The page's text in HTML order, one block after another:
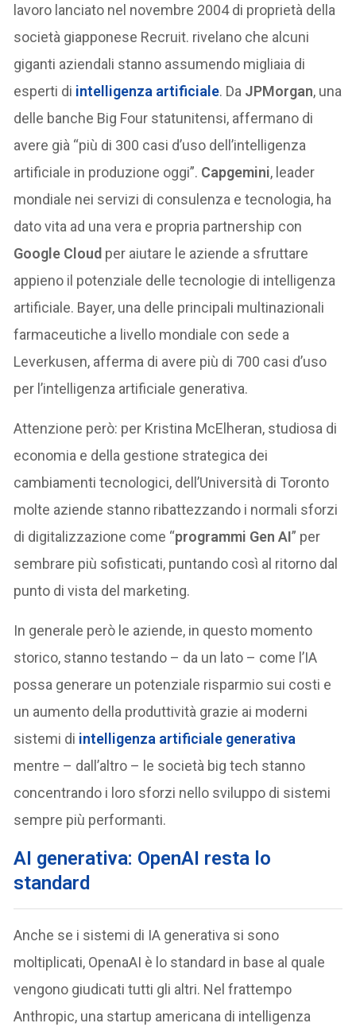
lavoro lanciato nel novembre 2004 di proprietà della
società giapponese Recruit. rivelano che alcuni
giganti aziendali stanno assumendo migliaia di
esperti di intelligenza artificiale. Da JPMorgan, una
delle banche Big Four statunitensi, affermano di
avere già “più di 300 casi d’uso dell’intelligenza
artificiale in produzione oggi”. Capgemini, leader
mondiale nei servizi di consulenza e tecnologia, ha
dato vita ad una vera e propria partnership con
Google Cloud per aiutare le aziende a sfruttare
appieno il potenziale delle tecnologie di intelligenza
artificiale. Bayer, una delle principali multinazionali
farmaceutiche a livello mondiale con sede a
Leverkusen, afferma di avere più di 700 casi d’uso
per l’intelligenza artificiale generativa.
Attenzione però: per Kristina McElheran, studiosa di
economia e della gestione strategica dei
cambiamenti tecnologici, dell’Università di Toronto
molte aziende stanno ribattezzando i normali sforzi
di digitalizzazione come “programmi Gen AI” per
sembrare più sofisticati, puntando così al ritorno dal
punto di vista del marketing.
In generale però le aziende, in questo momento
storico, stanno testando – da un lato – come l’IA
possa generare un potenziale risparmio sui costi e
un aumento della produttività grazie ai moderni
sistemi di intelligenza artificiale generativa
mentre – dall’altro – le società big tech stanno
concentrando i loro sforzi nello sviluppo di sistemi
sempre più performanti.
AI generativa: OpenAI resta lo
standard
Anche se i sistemi di IA generativa si sono
moltiplicati, OpenaAI è lo standard in base al quale
vengono giudicati tutti gli altri. Nel frattempo
Anthropic, una startup americana di intelligenza